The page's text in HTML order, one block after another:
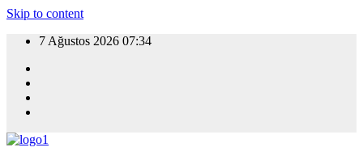
Skip to content
7 Ağustos 2026 07:34